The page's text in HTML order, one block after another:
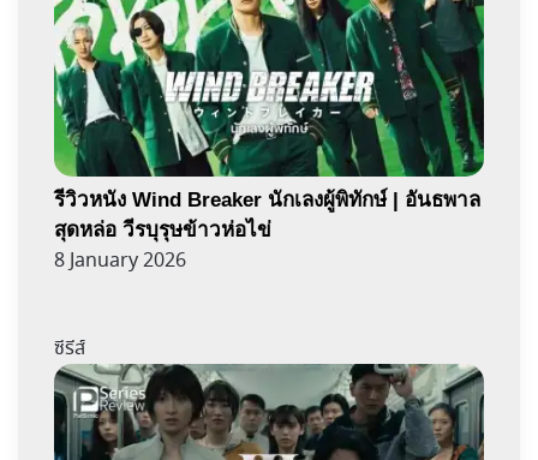
รีวิวหนัง Wind Breaker นักเลงผู้พิทักษ์ | อันธพาล
สุดหล่อ วีรบุรุษข้าวห่อไข่
8 January 2026
ซีรีส์